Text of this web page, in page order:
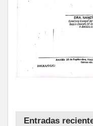
Entradas